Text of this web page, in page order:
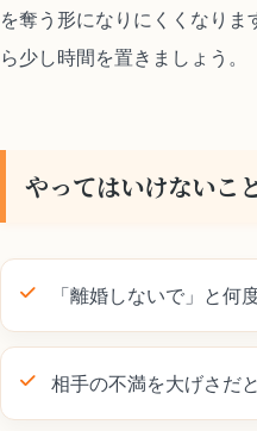
を奪う形になりにくくなり
ら少し時間を置きましょう。
やってはいけないこ
「離婚しないで」と何
相手の不満を大げさだ